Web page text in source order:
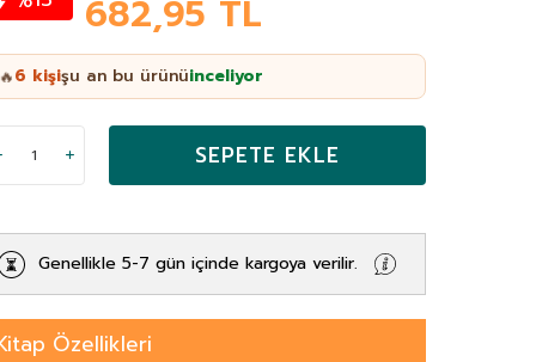
682,95 TL
6 kişişu an bu ürünüinceliyor
SEPETE EKLE
Genellikle 5-7 gün içinde kargoya verilir.
Özellikleri